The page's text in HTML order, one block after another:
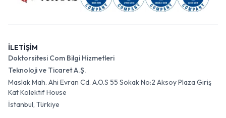
İLETİŞİM
Doktorsitesi Com Bilgi Hizmetleri
Teknoloji ve Ticaret A.Ş.
Maslak Mah. Ahi Evran Cd. A.O.S 55 Sokak No:2 Aksoy Plaza Giriş
Kat Kolektif House
İstanbul, Türkiye